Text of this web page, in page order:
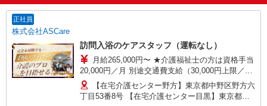
正社員
株式会社ASCare
訪問入浴のケアスタッフ（運転なし）
月給265,000円〜 ★介護福祉士の方は資格手当
20,000円／月 別途交通費支給（30,000円上限／
月） 別途残業手当（月平均残業時間15時間）残業
代全額支給
【在宅介護センター野方】東京都中野区野方六
丁目53番8号 【在宅介護センター目黒】東京都目